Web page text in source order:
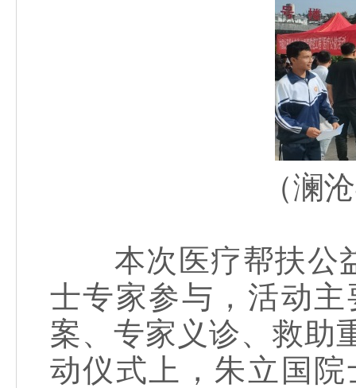
（澜
本次医疗帮扶公益
士专家参与，活动
案、专家义诊、救助
动仪式上，朱立国